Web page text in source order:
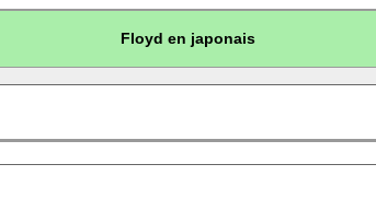
Floyd en japonais